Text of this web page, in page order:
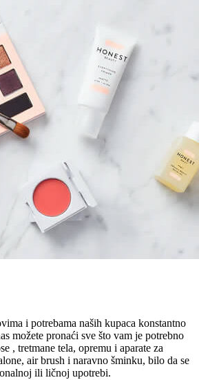
i potrebama naših kupaca konstantno
možete pronaći sve što vam je potrebno
, tretmane tela, opremu i aparate za
air brush i naravno šminku, bilo da se
ili ličnoj upotrebi.